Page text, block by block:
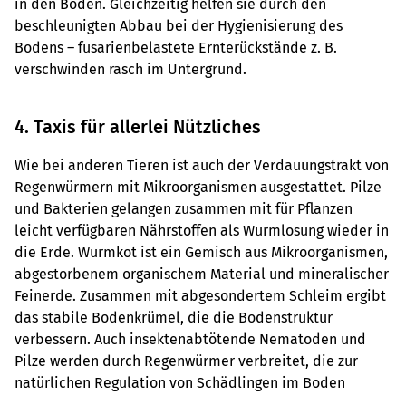
in den Boden. Gleichzeitig helfen sie durch den
beschleunigten Abbau bei der Hygienisierung des
Bodens – fusarienbelastete Ernterückstände z. B.
verschwinden rasch im Untergrund.
4. Taxis für allerlei Nützliches
Wie bei anderen Tieren ist auch der Verdauungstrakt von
Regenwürmern mit Mikroorganismen ausgestattet. Pilze
und Bakterien gelangen zusammen mit für Pflanzen
leicht verfügbaren Nährstoffen als Wurmlosung wieder in
die Erde. Wurmkot ist ein Gemisch aus Mikroorganismen,
abgestorbenem organischem Material und mineralischer
Feinerde. Zusammen mit abgesondertem Schleim ergibt
das stabile Bodenkrümel, die die Bodenstruktur
verbessern. Auch insektenabtötende Nematoden und
Pilze werden durch Regenwürmer verbreitet, die zur
natürlichen Regulation von Schädlingen im Boden